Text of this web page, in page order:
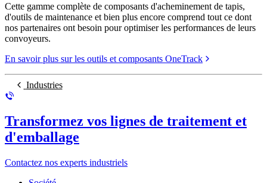
Cette gamme complète de composants d'acheminement de tapis,
d'outils de maintenance et bien plus encore comprend tout ce dont
nos partenaires ont besoin pour optimiser les performances de leurs
convoyeurs.
En savoir plus sur les outils et composants OneTrack
Industries
Transformez vos lignes de traitement et
d'emballage
Contactez nos experts industriels